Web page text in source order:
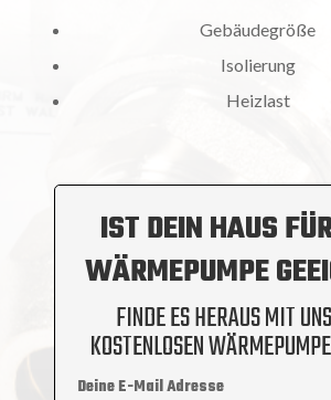
Gebäudegröße
Isolierung
Heizlast
IST DEIN HAUS
WÄRMEPUMPE
FINDE ES HERAUS MIT
KOSTENLOSEN
Deine E-Mail Adresse